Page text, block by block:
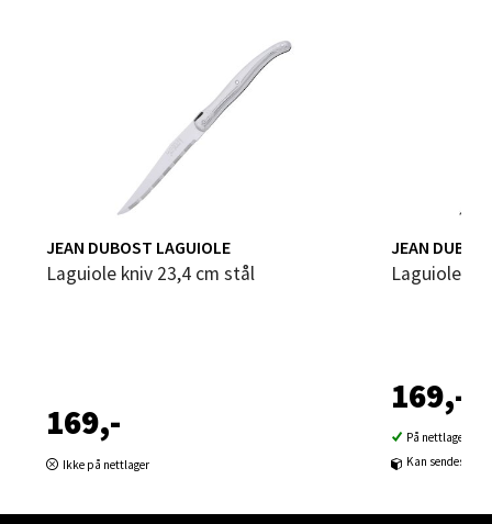
JEAN DUBOST LAGUIOLE
Laguiole kniv 23,4 cm stål
169,-
Ikke på nettlager
JEAN
Laguiole
169,-
På nettlager
Kan sendes til
Bergen - Oasen Senter
Folke Bernadottes vei 52, 5147 Fyllingsdalen
Åpent i dag 10-21
Åpent i dag 10-19
0 i butikk